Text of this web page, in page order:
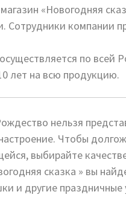
«Новогодняя
Сотрудники компании
по всей
лет на всю продукцию.
нельзя
Чтобы
выбирайте
сказка » вы
и другие праздничные